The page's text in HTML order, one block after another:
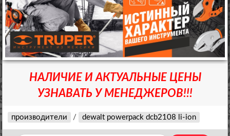
НАЛИЧИЕ И АКТУАЛЬНЫЕ ЦЕНЫ
УЗНАВАТЬ У МЕНЕДЖЕРОВ!!!
производители / dewalt powerpack dcb2108 li-ion